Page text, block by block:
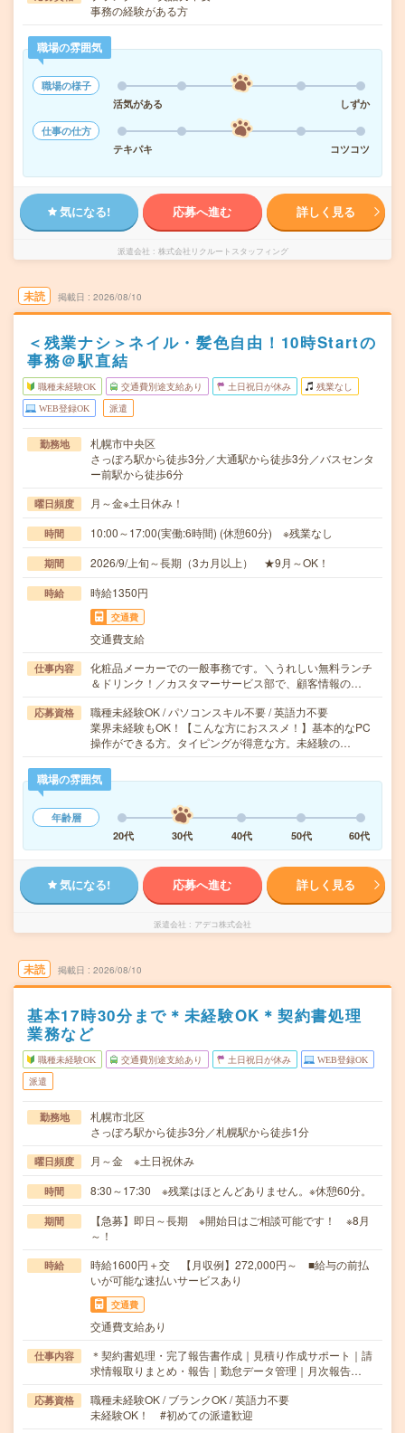
事務の経験がある方
職場の雰囲気
職場の様子
活気がある
しずか
仕事の仕方
テキパキ
コツコツ
気になる! 応募へ進む 詳しく見る
派遣会社 株式会社リクルートスタッフィング
未読 掲載日 2026/08/10
＜残業ナシ＞ネイル・髪色自由！10時Startの
事務＠駅直結
職種未経験OK 交通費別途支給あり 土日祝日が休み 残業なし
WEB登録OK 派遣
勤務地
札幌市中央区
さっぽろ駅から徒歩3分／大通駅から徒歩3分／バスセンタ
ー前駅から徒歩6分
曜日頻度 月～金※土日休み！
時間 10:00～17:00(実働:6時間) (休憩60分) ※残業なし
期間 2026/9/上旬～長期（3カ月以上） ★9月～OK！
時給 時給1350円
交通費
交通費支給
仕事内容
化粧品メーカーでの一般事務です。＼うれしい無料ランチ
＆ドリンク！／カスタマーサービス部で、顧客情報の…
応募資格
職種未経験OK / パソコンスキル不要 / 英語力不要
業界未経験もOK！【こんな方におススメ！】基本的なPC
操作ができる方。タイピングが得意な方。未経験の…
職場の雰囲気
年齢層
20代
30代 40代 50代 60代
気になる! 応募へ進む 詳しく見る
派遣会社 アデコ株式会社
未読 掲載日 2026/08/10
基本17時30分まで＊未経験OK＊契約書処理
業務など
職種未経験OK 交通費別途支給あり 土日祝日が休み WEB登録OK
派遣
勤務地
札幌市北区
さっぽろ駅から徒歩3分／札幌駅から徒歩1分
曜日頻度 月～金 ※土日祝休み
時間 8:30～17:30 ※残業はほとんどありません。※休憩60分。
期間
【急募】即日～長期 ※開始日はご相談可能です！ ※8月
～！
時給
時給1600円＋交 【月収例】272,000円～ ■給与の前払
いが可能な速払いサービスあり
交通費
交通費支給あり
仕事内容
＊契約書処理・完了報告書作成｜見積り作成サポート｜請
求情報取りまとめ・報告｜勤怠データ管理｜月次報告…
応募資格
職種未経験OK / ブランクOK / 英語力不要
未経験OK！ #初めての派遣歓迎